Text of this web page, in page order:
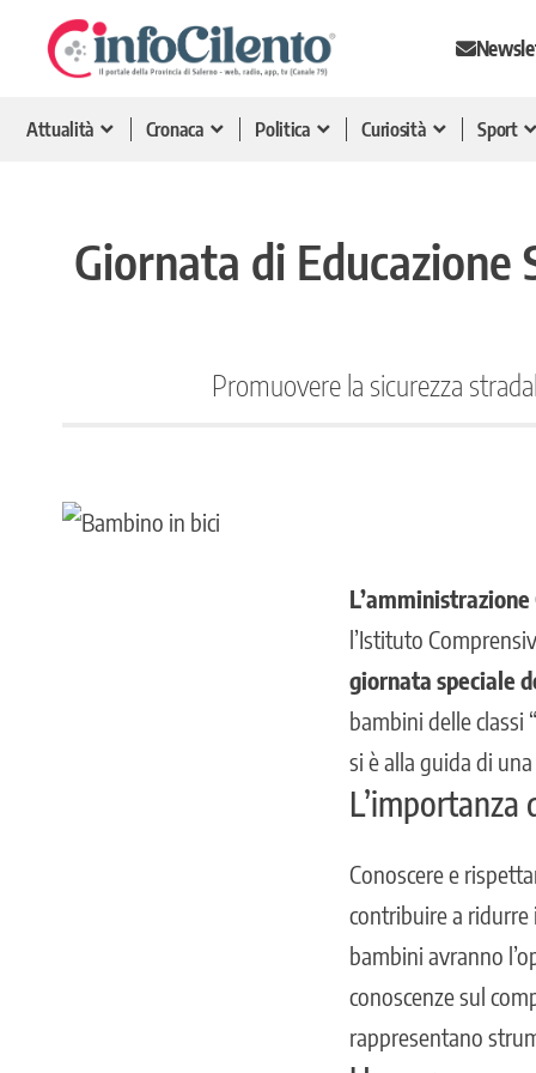
Attualità Cronaca Politica Curiosità Sport
Giornata di Educazione
Promuovere la sicurezza
l’Istituto
giornata speciale
bambini delle classi
si è alla guida di
Conoscere e
contribuire a ridurre
bambini avranno
conoscenze sul
rappresentano